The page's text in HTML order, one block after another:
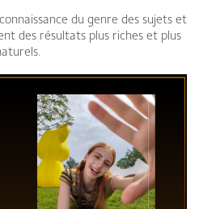
du genre des sujets et
des résultats plus riches et plus